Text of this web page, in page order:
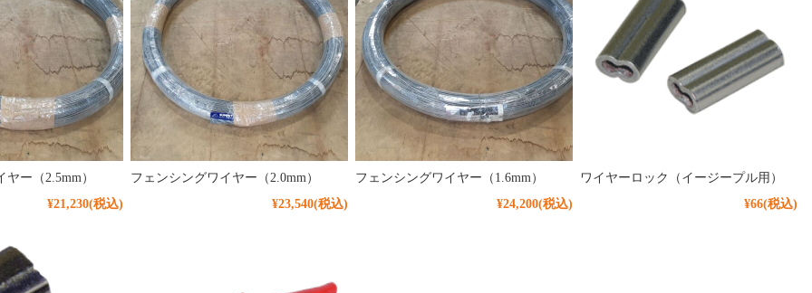
ー（2.5mm）
¥21,230(税込)
フェンシングワイヤー（2.0mm）
¥23,540(税込)
フェンシングワイヤー（1.6mm）
¥24,200(税込)
ワイヤーロック（イージープル用）
¥66(税込)